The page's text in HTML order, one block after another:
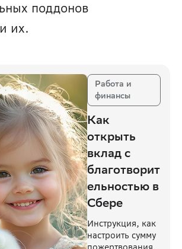
поддонов
их.
Работа и
финансы
Как
открыть
вклад с
благотворит
ельностью в
Сбере
Инструкция, как
настроить сумму